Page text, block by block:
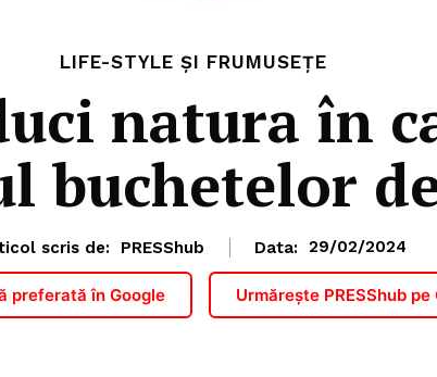
LIFE-STYLE ȘI FRUMUSEȚE
natura în
buchetelor
scris de: PRESShub Data: 29/02/2024
preferată în Google Urmărește PRESShub